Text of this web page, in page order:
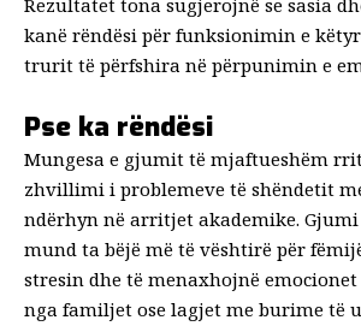
Rezultatet tona sugjerojnë se sasia
kanë rëndësi për funksionimin e
trurit të përfshira në përpunimin e
Pse ka rëndësi
Mungesa e gjumit të mjaftueshëm
zhvillimi i problemeve të shëndetit
ndërhyn në arritjet akademike.
mund ta bëjë më të vështirë për
stresin dhe të menaxhojnë emocionet
nga familjet ose lagjet me burime të